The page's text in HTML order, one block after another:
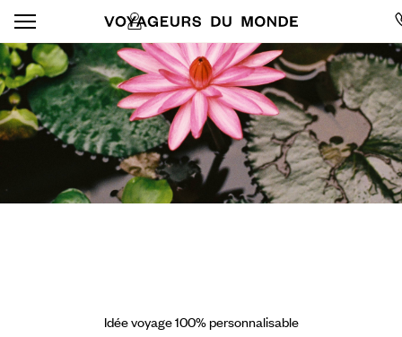
Idée voyage 100% personnalisable